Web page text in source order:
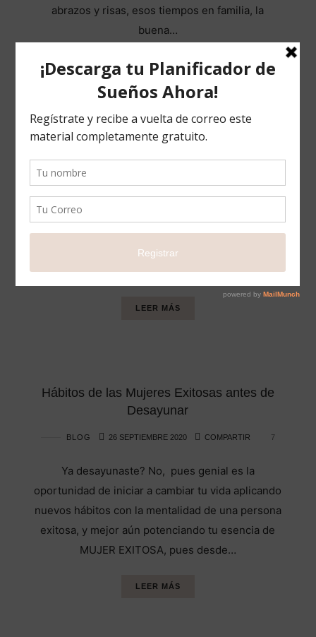
abrazos y risas, esos tiempos en familia, la
buena…
LEER MÁS
BLOG
Hoy es un día de celebración, hoy celebro el día
que la Divinidad despertó, se levantó en mí y salió
a la luz el nuevo ser que Soy. Creo fielmente que
mi cuerpo es el…
LEER MÁS
Hábitos de las Mujeres Exitosas antes de
Desayunar
BLOG 26 SEPTIEMBRE 2020 COMPARTIR 7
Ya desayunaste? No, pues genial es la
oportunidad de iniciar a cambiar tu vida aplicando
nuevos hábitos con la mentalidad de una persona
exitosa, y mejor aún potenciando tu esencia de
MUJER EXITOSA, pues desde…
LEER MÁS